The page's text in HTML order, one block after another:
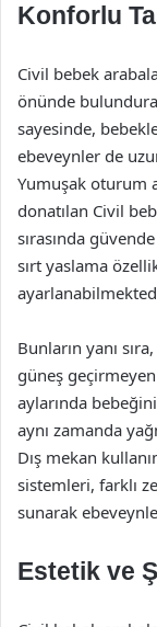
Konforlu
Civil bebek
önünde
sayesinde,
ebeveynler de
Yumuşak oturum
donatılan Civil
sırasında
sırt yaslama
Bunların yanı
güneş
aylarında
aynı zamanda
Dış mekan
sistemleri, farklı
sunarak
Estetik ve